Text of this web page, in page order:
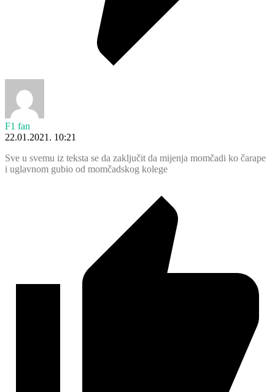
F1 fan
22.01.2021. 10:21
Sve u svemu iz teksta se da zaključit da mijenja momčadi ko čarape
i uglavnom gubio od momčadskog kolege